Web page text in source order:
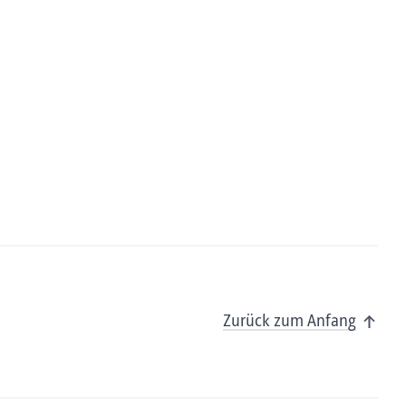
Zurück zum Anfang